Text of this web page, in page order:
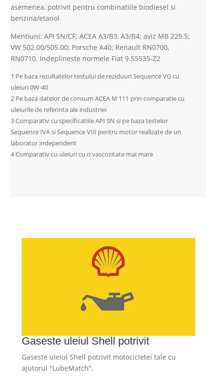
asemenea, potrivit pentru combinatiile biodiesel si
benzina/etanol
Mentiuni: API SN/CF; ACEA A3/B3, A3/B4; aviz MB 229.5;
VW 502.00/505.00; Porsche A40; Renault RN0700,
RN0710. Indeplineste normele Fiat 9.55535-Z2
1 Pe baza rezultatelor testului de reziduuri Sequence VG cu
uleiuri 0W-40
2 Pe baza datelor de consum ACEA M 111 prin comparatie cu
uleiurile de referinta ale industriei
3 Comparativ cu specificatiile API SN si pe baza testelor
Sequence IVA si Sequence VIII pentru motor realizate de un
laborator independent
4 Comparativ cu uleiuri cu o vascozitate mai mare
Gaseste uleiul Shell potrivit
Gaseste uleiul Shell potrivit motocicletei tale cu
ajutorul "LubeMatch".